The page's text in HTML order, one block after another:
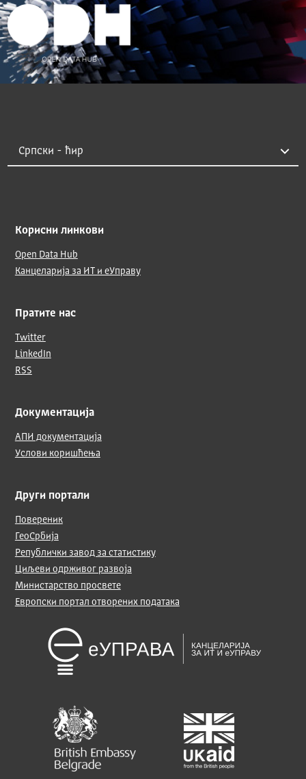
Корисни линкови
Open Data Hub
Канцеларија за ИТ и еУправу
Пратите нас
Twitter
LinkedIn
RSS
Документација
АПИ документација
Услови коришћења
Други портали
Повереник
ГеоСрбија
Републички завод за статистику
Циљеви одрживог развоја
Министарство просвете
Европски портал отворених података